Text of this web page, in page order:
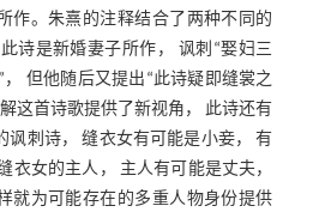
作。朱熹的注释结合了两种不同的
诗是新婚妻子所作， 讽刺“娶妇三
但他随后又提出“此诗疑即缝裳之
这首诗歌提供了新视角， 此诗还有
讽刺诗， 缝衣女有可能是小妾， 有
衣女的主人， 主人有可能是丈夫，
就为可能存在的多重人物身份提供